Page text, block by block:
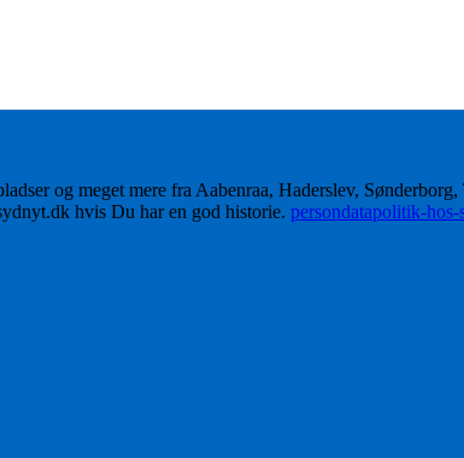
og meget mere fra Aabenraa, Haderslev,
hvis Du har en god historie. persondatapolitik-